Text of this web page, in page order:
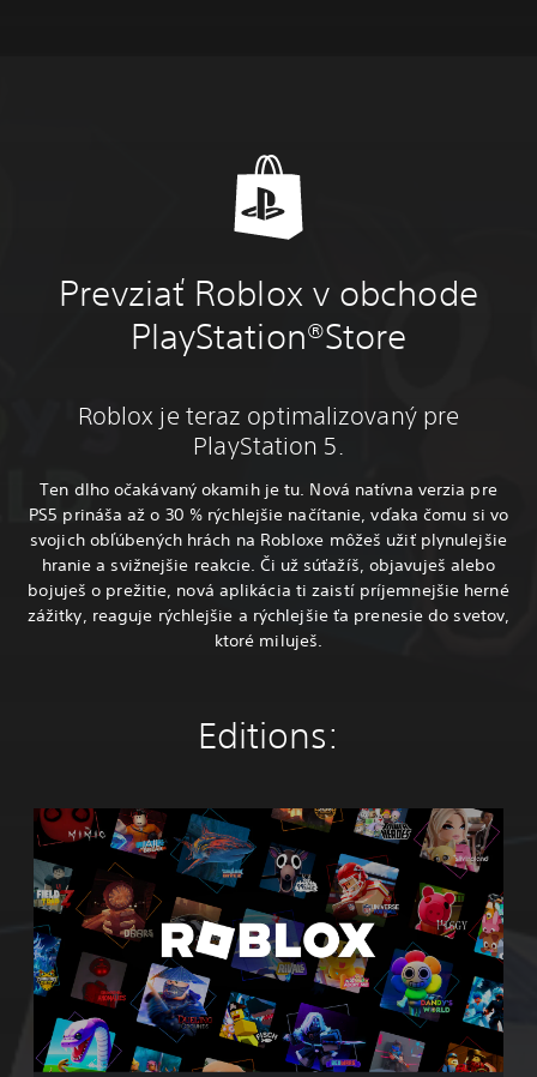
Prevziať Roblox v obchode
PlayStation®Store
Roblox je teraz optimalizovaný pre
PlayStation 5.
Ten dlho očakávaný okamih je tu. Nová natívna verzia pre
PS5 prináša až o 30 % rýchlejšie načítanie, vďaka čomu si vo
svojich obľúbených hrách na Robloxe môžeš užiť plynulejšie
hranie a svižnejšie reakcie. Či už súťažíš, objavuješ alebo
bojuješ o prežitie, nová aplikácia ti zaistí príjemnejšie herné
zážitky, reaguje rýchlejšie a rýchlejšie ťa prenesie do svetov,
ktoré miluješ.
Editions:
R
o
b
l
o
x